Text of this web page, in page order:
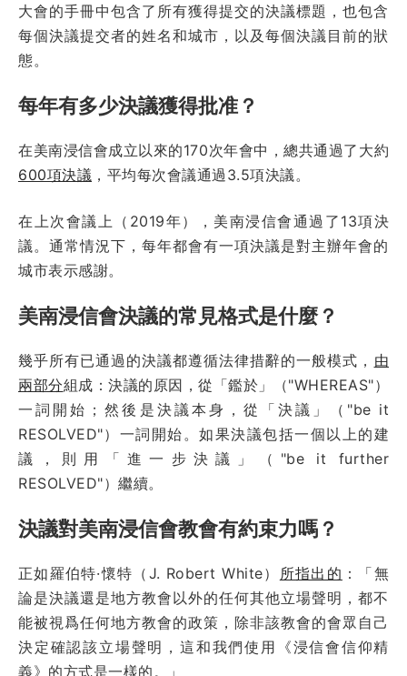
大會的手冊中包含了所有獲得提交的決議標題，也包含
每個決議提交者的姓名和城市，以及每個決議目前的狀
態。
每年有多少決議獲得批准？
在美南浸信會成立以來的170次年會中，總共通過了大約
600項決議 ，平均每次會議通過3.5項決議。
在上次會議上（2019年），美南浸信會通過了13項決
議。通常情況下，每年都會有一項決議是對主辦年會的
城市表示感謝。
美南浸信會決議的常見格式是什麼？
幾乎所有已通過的決議都遵循法律措辭的一般模式， 由
兩部分組成：決議的原因，從「鑑於」（"WHEREAS"）
一詞開始；然後是決議本身，從「決議」（"be it
RESOLVED"）一詞開始。如果決議包括一個以上的建
議，則用「進一步決議」（"be it further
RESOLVED"）繼續。
決議對美南浸信會教會有約束力嗎？
正如羅伯特·懷特（J. Robert White） 所指出的 ：「無
論是決議還是地方教會以外的任何其他立場聲明，都不
能被視爲任何地方教會的政策，除非該教會的會眾自己
決定確認該立場聲明，這和我們使用《浸信會信仰精
義》的方式是一樣的。」